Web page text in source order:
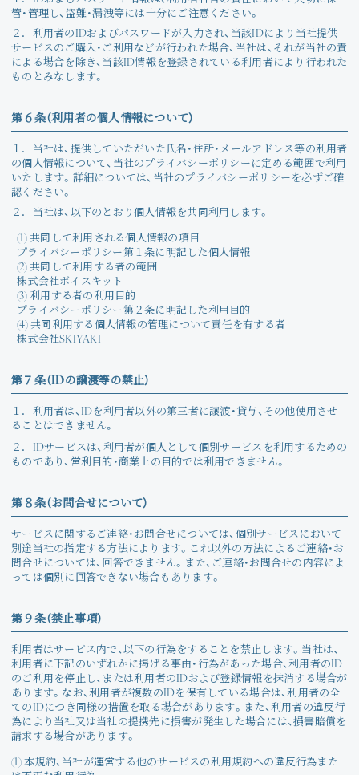
管・管理し、盗難・漏洩等には十分にご注意ください。
２． 利用者のIDおよびパスワードが入力され、当該IDにより当社提供
サービスのご購入・ご利用などが行われた場合、当社は、それが当社の責
による場合を除き、当該ID情報を登録されている利用者により行われた
ものとみなします。
第６条（利用者の個人情報について）
１．
当社は、提供していただいた氏名・住所・メールアドレス等の利用者
の個人情報について、当社のプライバシーポリシーに定める範囲で利用
いたします。詳細については、当社のプライバシーポリシーを必ずご確
認ください。
２．
当社は、以下のとおり個人情報を共同利用します。
(1) 共同して利用される個人情報の項目
プライバシーポリシー第１条に明記した個人情報
(2) 共同して利用する者の範囲
株式会社ボイスキット
(3) 利用する者の利用目的
プライバシーポリシー第２条に明記した利用目的
(4) 共同利用する個人情報の管理について責任を有する者
株式会社SKIYAKI
第７条（IDの譲渡等の禁止）
１． 利用者は、IDを利用者以外の第三者に譲渡・貸与、その他使用させ
ることはできません。
２．
IDサービスは、利用者が個人として個別サービスを利用するための
ものであり、営利目的・商業上の目的では利用できません。
第８条（お問合せについて）
サービスに関するご連絡・お問合せについては、個別サービスにおいて
別途当社の指定する方法によります。これ以外の方法によるご連絡・お
問合せについては、回答できません。また、ご連絡・お問合せの内容によ
っては個別に回答できない場合もあります。
第９条（禁止事項）
利用者はサービス内で、以下の行為をすることを禁止します。当社は、
利用者に下記のいずれかに掲げる事由・行為があった場合、利用者のID
のご利用を停止し、または利用者のIDおよび登録情報を抹消する場合が
あります。なお、利用者が複数のIDを保有している場合は、利用者の全
てのIDにつき同様の措置を取る場合があります。また、利用者の違反行
為により当社又は当社の提携先に損害が発生した場合には、損害賠償を
請求する場合があります。
(1) 本規約、当社が運営する他のサービスの利用規約への違反行為また